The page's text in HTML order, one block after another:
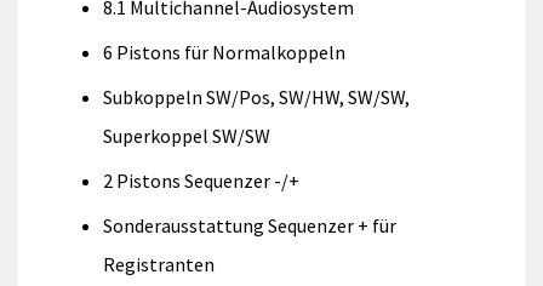
8.1 Multichannel-Audiosystem
6 Pistons für Normalkoppeln
Subkoppeln SW/Pos, SW/HW, SW/SW,
Superkoppel SW/SW
2 Pistons Sequenzer -/+
Sonderausstattung Sequenzer + für
Registranten